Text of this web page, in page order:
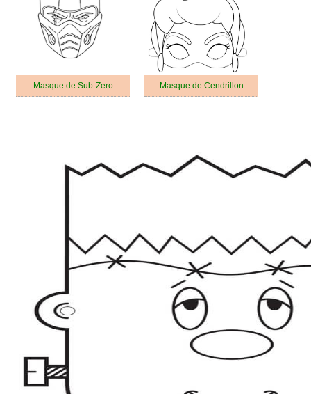
Masque de Sub-Zero Masque de Cendrillon